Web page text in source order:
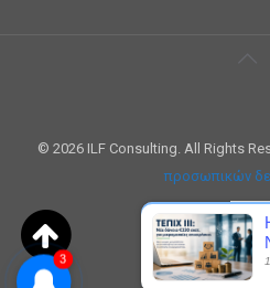
© 2026 ILF Consulting. All Rights
προσωπικών
3